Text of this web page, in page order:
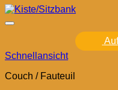
Schnellansicht
Couch / Fauteuil